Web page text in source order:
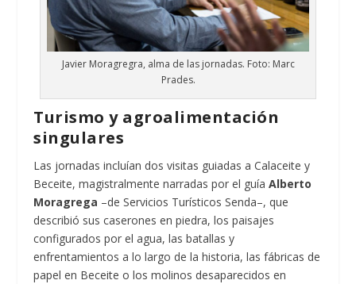
Javier Moragregra, alma de las jornadas. Foto: Marc
Prades.
Turismo y agroalimentación
singulares
Las jornadas incluían dos visitas guiadas a Calaceite y
Beceite, magistralmente narradas por el guíaAlberto
Moragrega –de Servicios Turísticos Senda–, que
describió sus caserones en piedra, los paisajes
configurados por el agua, las batallas y
enfrentamientos a lo largo de la historia, las fábricas de
papel en Beceite o los molinos desaparecidos en